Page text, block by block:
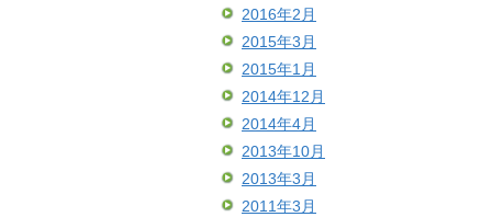
2016年2月
2015年3月
2015年1月
2014年12月
2014年4月
2013年10月
2013年3月
2011年3月